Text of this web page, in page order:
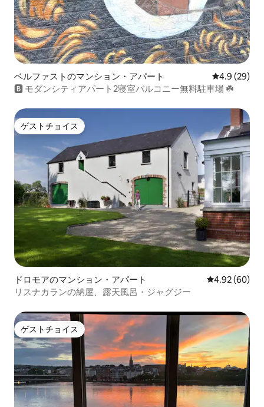
ベルファストのマンション・アパート レビュー29
4.9 (29)
🅱️ モダンシティアパート2寝室バルコニー無料駐車場 ☘️
ゲストチョイス
ゲストチョイス
ドロモアのマンション・アパート レビュー60
4.92 (60)
リスナカランの納屋、露天風呂・ジャグジー
ゲストチョイス
ゲストチョイス